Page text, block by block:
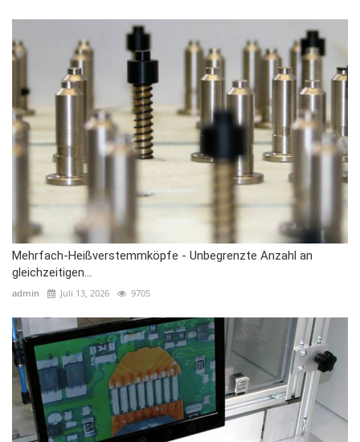
Mehrfach-Heißverstemmköpfe - Unbegrenzte Anzahl an
gleichzeitigen...
admin Juli 13, 2026 9705